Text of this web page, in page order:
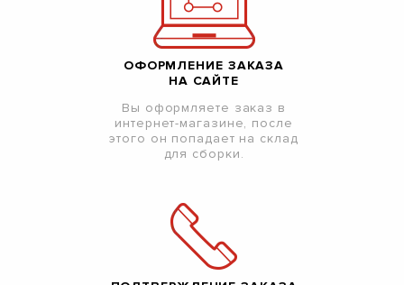
ОФОРМЛЕНИЕ ЗАКАЗА
НА САЙТЕ
Вы оформляете заказ в
интернет-магазине, после
этого он попадает на склад
для сборки.